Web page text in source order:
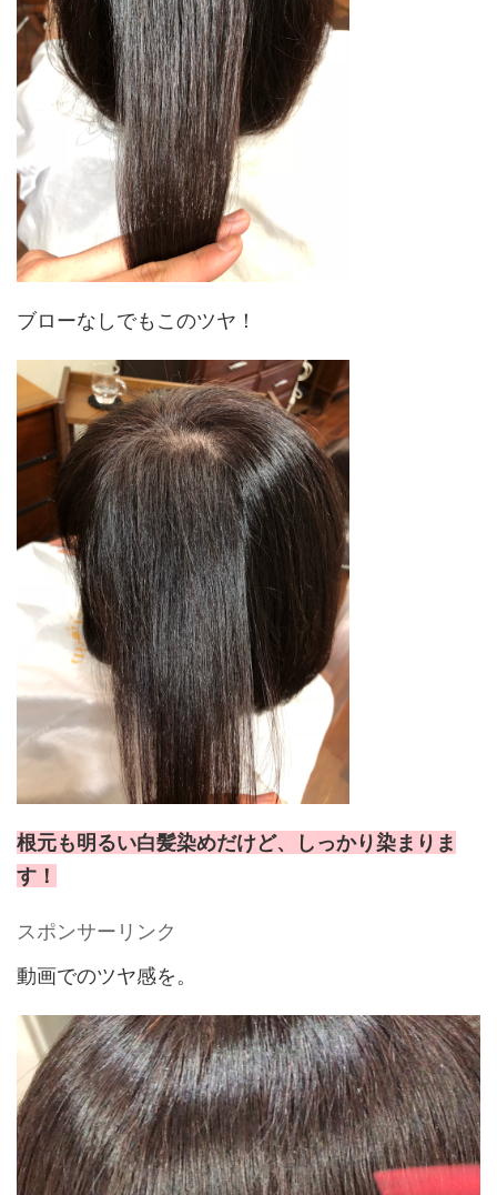
ブローなしでもこのツヤ！
根元も明るい白髪染めだけど、しっかり染まりま
す！
スポンサーリンク
動画でのツヤ感を。
動
画
プ
レ
ー
ヤ
ー